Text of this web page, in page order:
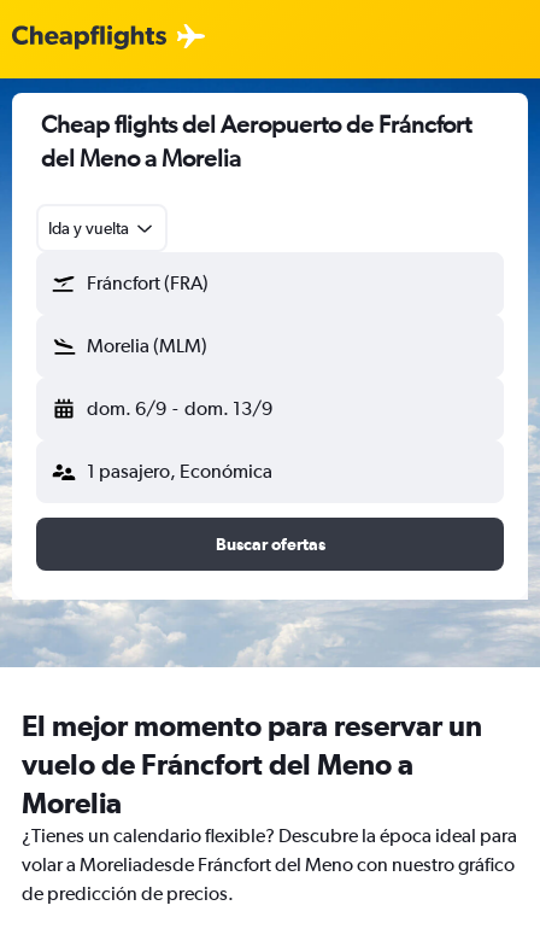
Cheap flights del Aeropuerto de Fráncfort
del Meno a Morelia
Ida y vuelta
Fráncfort (FRA)
Morelia (MLM)
dom. 6/9 - dom. 13/9
1 pasajero, Económica
Buscar ofertas
El mejor momento para reservar un
vuelo de Fráncfort del Meno a
Morelia
¿Tienes un calendario flexible? Descubre la época ideal para
volar a Moreliadesde Fráncfort del Meno con nuestro gráfico
de predicción de precios.